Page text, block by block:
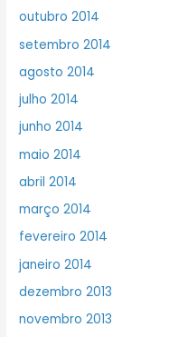
outubro 2014
setembro 2014
agosto 2014
julho 2014
junho 2014
maio 2014
abril 2014
março 2014
fevereiro 2014
janeiro 2014
dezembro 2013
novembro 2013